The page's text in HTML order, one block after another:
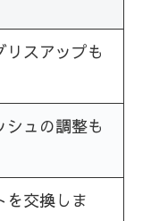
スアップも
ュの調整も
を交換しま